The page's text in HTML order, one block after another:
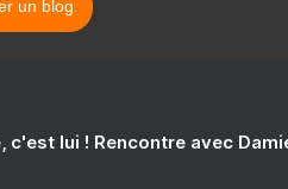
un blog
lui ! Rencontre avec